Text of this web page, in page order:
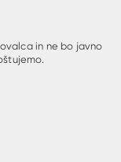
in ne bo javno